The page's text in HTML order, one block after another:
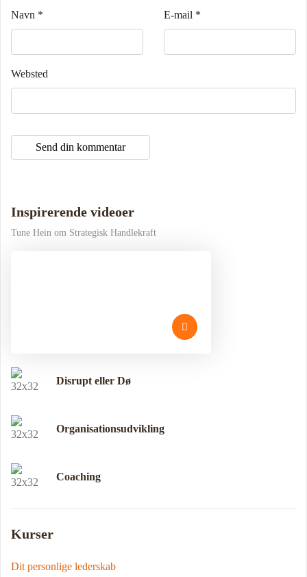
Navn * E-mail *
Websted
Inspirerende videoer
Tune Hein om Strategisk Handlekraft
Disrupt eller Dø
Organisationsudvikling
Coaching
Kurser
Dit personlige lederskab